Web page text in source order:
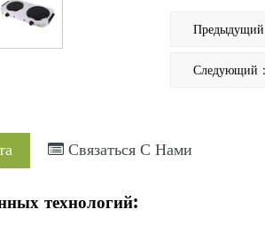
Связаться С Нами
технологий: